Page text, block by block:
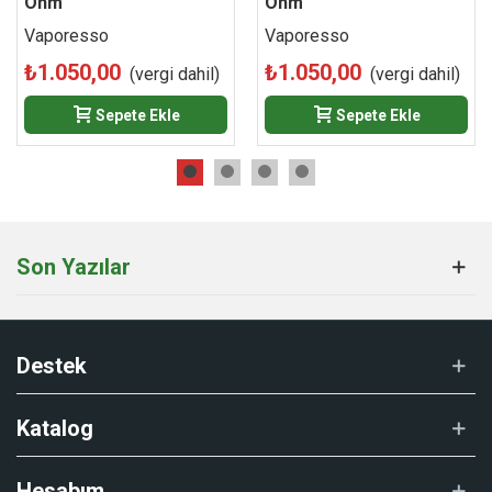
Vaporesso
₺1.050,00 (vergi dahil)
Sepete Ekle
Vaporesso
₺1.050,00 (vergi dahil)
Sepete Ekle
Son Yazılar
Destek
Katalog